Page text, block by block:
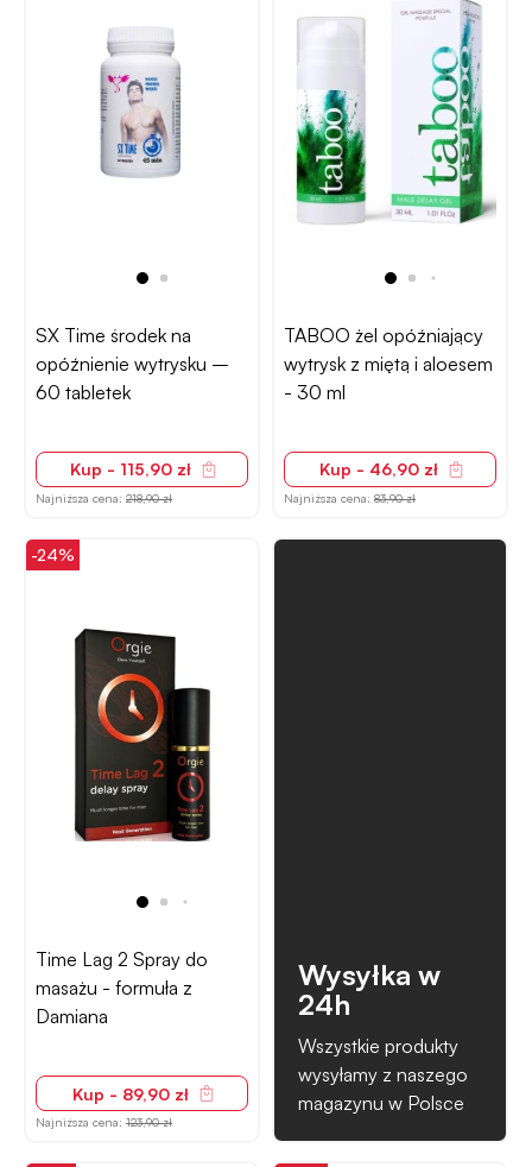
SX Time środek na
opóźnienie wytrysku –
60 tabletek
Kup - 115,90 zł
Najniższa cena: 218,90 zł
TABOO żel opóźniający
wytrysk z miętą i aloesem
- 30 ml
Kup - 46,90 zł
Najniższa cena: 83,90 zł
-24%
Time Lag 2 Spray do
masażu - formuła z
Damiana
Kup - 89,90 zł
Najniższa cena: 123,90 zł
Wysyłka w
24h
Wszystkie produkty
wysyłamy z naszego
magazynu w Polsce